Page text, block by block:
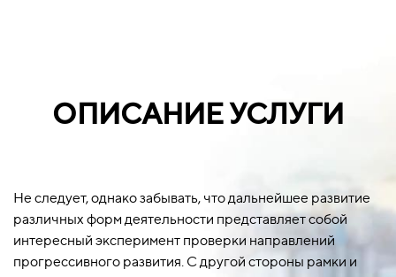
ОПИСАНИЕ УСЛУГИ
Не следует, однако забывать, что дальнейшее развитие
различных форм деятельности представляет собой
интересный эксперимент проверки направлений
прогрессивного развития. С другой стороны рамки и